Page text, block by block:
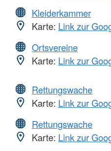
Kleiderkammer
Karte: Link zur
Ortsvereine
Karte: Link zur
Rettungswache
Karte: Link zur
Rettungswache
Karte: Link zur